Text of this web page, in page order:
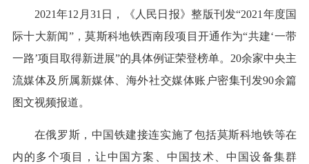
2021年12月31日，《人民日报》整版刊发“2021年度国
际十大新闻”，莫斯科地铁西南段项目开通作为“共建‘一带
一路’项目取得新进展”的具体例证荣登榜单。20余家中央主
流媒体及所属新媒体、海外社交媒体账户密集刊发90余篇
图文视频报道。
在俄罗斯，中国铁建接连实施了包括莫斯科地铁等在
内的多个项目，让中国方案、中国技术、中国设备集群